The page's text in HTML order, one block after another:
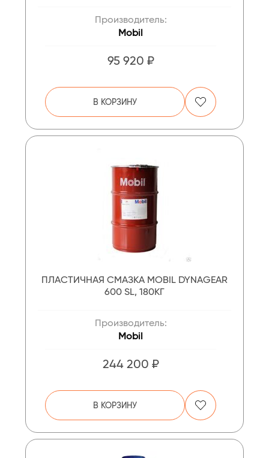
Производитель:
Mobil
95 920 ₽
В КОРЗИНУ
ПЛАСТИЧНАЯ СМАЗКА MOBIL DYNAGEAR
600 SL, 180КГ
Производитель:
Mobil
244 200 ₽
В КОРЗИНУ